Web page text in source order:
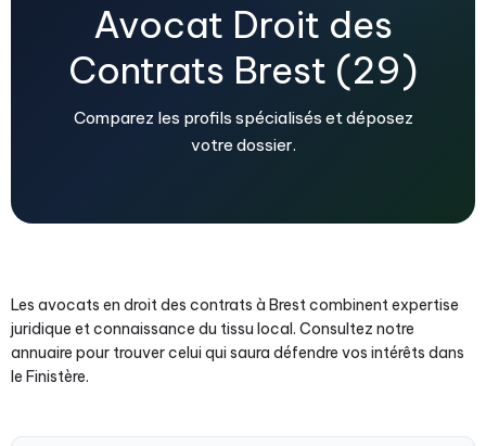
Avocat Droit des
Contrats Brest (29)
Comparez les profils spécialisés et déposez
votre dossier.
Les avocats en droit des contrats à Brest combinent expertise
juridique et connaissance du tissu local. Consultez notre
annuaire pour trouver celui qui saura défendre vos intérêts dans
le Finistère.